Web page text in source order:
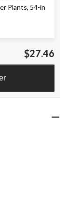
Plants, 54-in
$27.46